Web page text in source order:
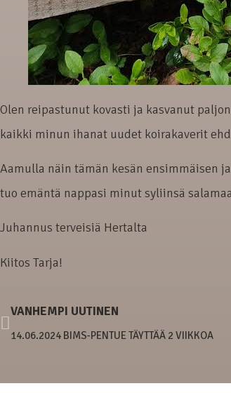
Olen reipastunut kovasti ja kasvanut
kaikki minun ihanat uudet koirakaverit
Aamulla näin tämän kesän ensimmäisen
tuo emäntä nappasi minut syliinsä
Juhannus terveisiä Hertalta
Kiitos Tarja!
VANHEMPI UUTINEN
14.06.2024 BIMS-PENTUE TÄYTTÄÄ 2 VIIKKOA